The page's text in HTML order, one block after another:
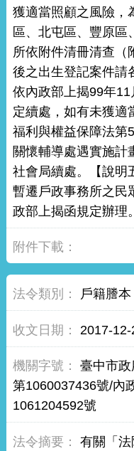
獲適當照顧之風險，
區、北屯區、豐原區
所依附件清冊清查（
後之出生登記案件請
依內政部上揭99年
定續處，如有未獲適
福利與權益保障法第
關懷輔導處遇實施計
社會局續處。【說明
暫遷戶政事務所之民
政部上揭函規定辦理。
戶籍謄本
2017-12-
臺中市
第1060037436號/內
1061204592號
有關「